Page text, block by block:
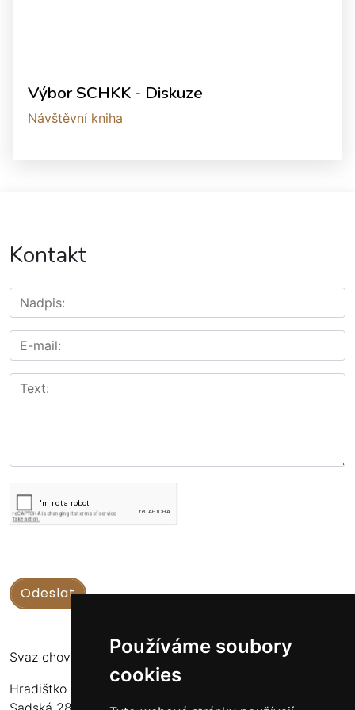
Používáme soubory
cookies
Výbor SCHKK - Diskuze
Návštěvní kniha
Kontakt
Svaz chovatelů koní Kinských
Hradištko u Sadské 126